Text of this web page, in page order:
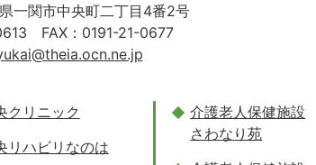
一関市中央町二丁目4番2号
FAX：0191-21-0677
クリニック
リハビリなのは
介護老人保健施設
さわなり苑